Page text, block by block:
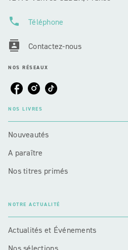
phone Téléphone
contacts Contactez-nous
NOS RÉSEAUX
NOS LIVRES
Nouveautés
A paraître
Nos titres primés
NOTRE ACTUALITÉ
Actualités et Événements